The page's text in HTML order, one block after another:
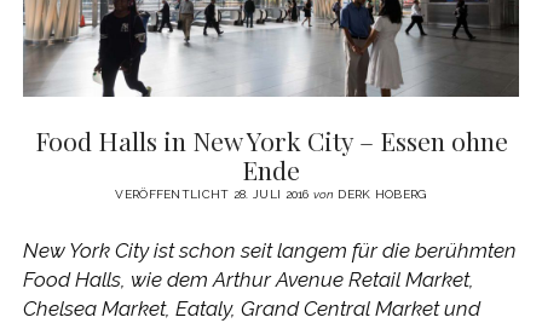
Food Halls in New York City – Essen ohne
Ende
VERÖFFENTLICHT 28. JULI 2016von DERK HOBERG
New York City ist schon seit langem für die berühmten
Food Halls, wie dem Arthur Avenue Retail Market,
Chelsea Market, Eataly, Grand Central Market und